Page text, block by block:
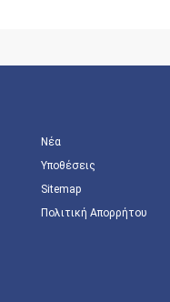
Νέα
Υποθέσεις
Sitemap
Πολιτική Απορρήτου